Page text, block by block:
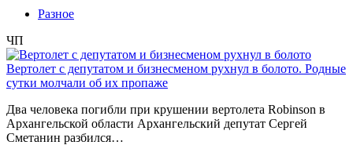
Разное
ЧП
Вертолет с депутатом и бизнесменом рухнул в болото. Родные
сутки молчали об их пропаже
Два человека погибли при крушении вертолета Robinson в
Архангельской области Архангельский депутат Сергей
Сметанин разбился…